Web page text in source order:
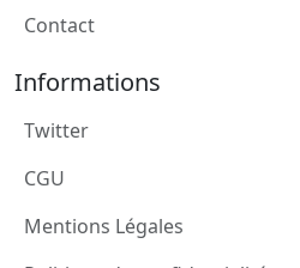
Contact
Informations
Twitter
CGU
Mentions Légales